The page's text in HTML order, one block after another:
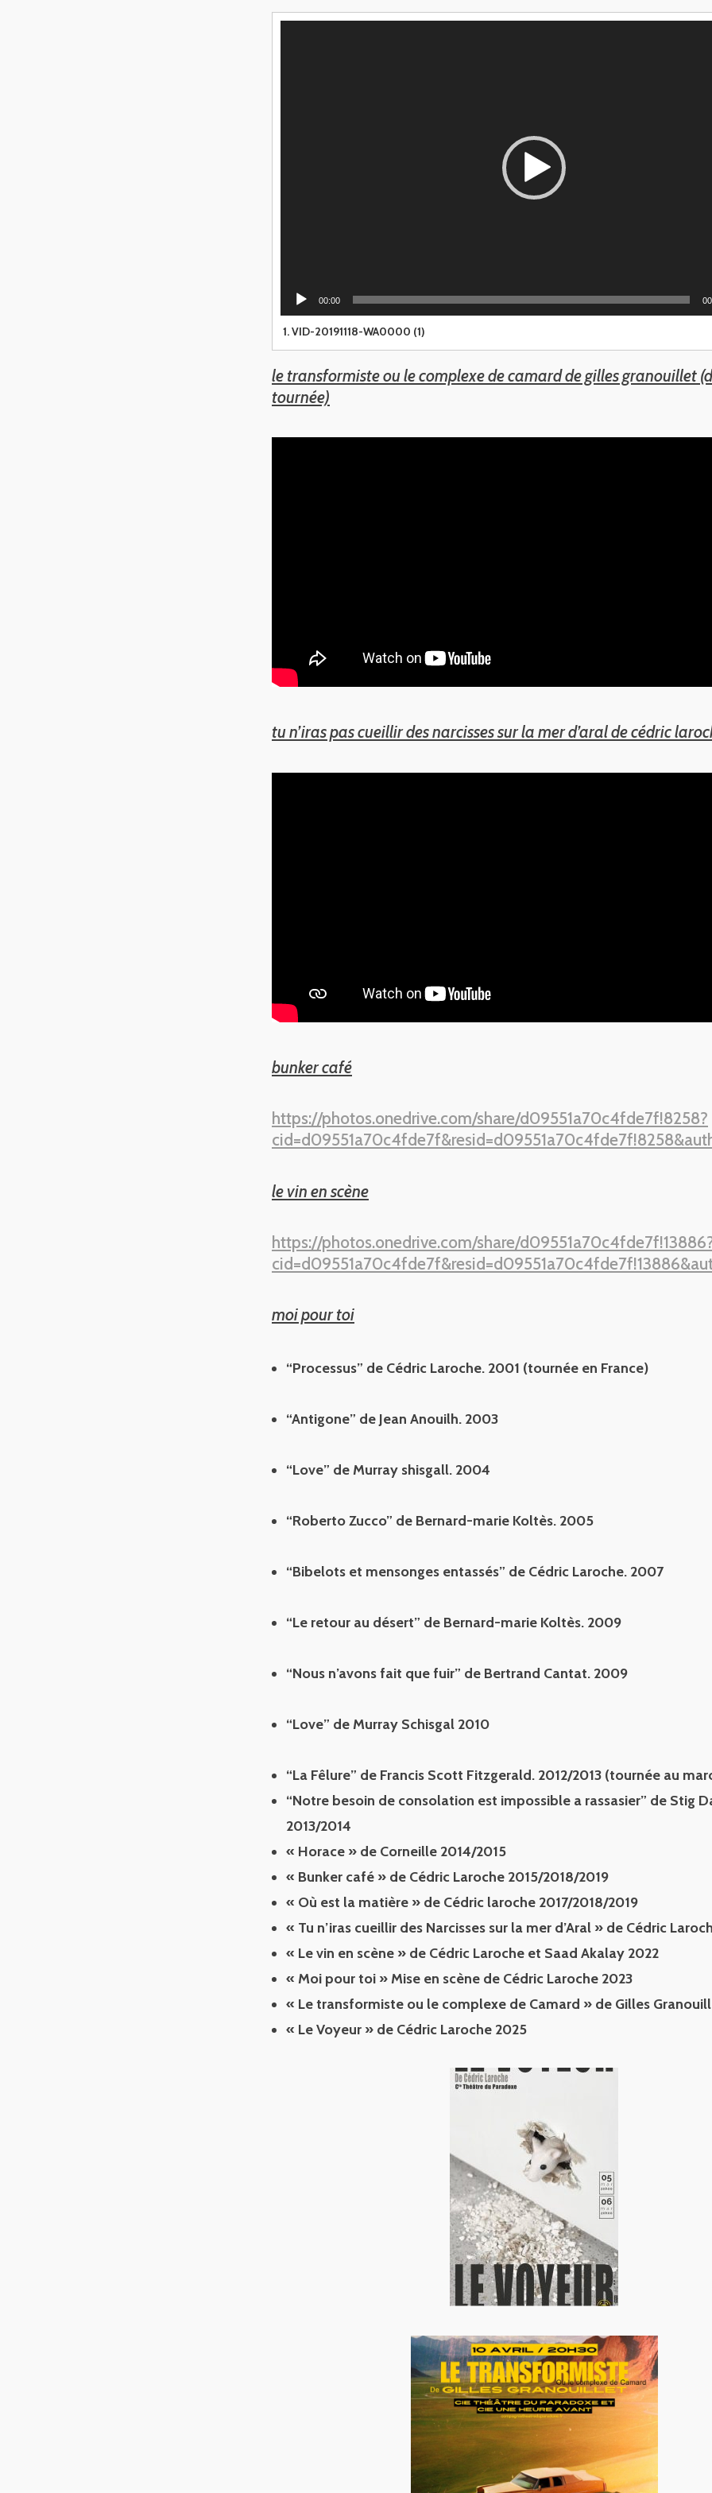
00:00
1.VID-20191118-WA0000 (1)
le transformiste ou le complexe de camard de gilles granouillet
tournée)
tu n’iras pas cueillir des narcisses sur la mer d’aral de cédric
bunker café
https://photos.onedrive.com/share/d09551a70c4fde7f!8258?
le vin en scène
https://photos.onedrive.com/share/
moi pour toi
“Processus” de Cédric Laroche. 2001 (tournée en France)
“Antigone” de Jean Anouilh. 2003
“Love” de Murray shisgall. 2004
“Roberto Zucco” de Bernard-marie Koltès. 2005
“Bibelots et mensonges entassés” de Cédric Laroche. 2007
“Le retour au désert” de Bernard-marie Koltès. 2009
“Nous n’avons fait que fuir” de Bertrand Cantat. 2009
“Love” de Murray Schisgal 2010
“La Fêlure” de Francis Scott Fitzgerald. 2012/2013 (tournée au
“Notre besoin de consolation est impossible a rassasier” de Stig
2013/2014
« Horace » de Corneille 2014/2015
« Bunker café » de Cédric Laroche 2015/2018/2019
« Où est la matière » de Cédric laroche 2017/2018/2019
« Tu n’iras cueillir des Narcisses sur la mer d’Aral » de Cédric
« Le vin en scène » de Cédric Laroche et Saad Akalay 2022
« Moi pour toi » Mise en scène de Cédric Laroche 2023
« Le transformiste ou le complexe de Camard » de Gilles
« Le Voyeur » de Cédric Laroche 2025